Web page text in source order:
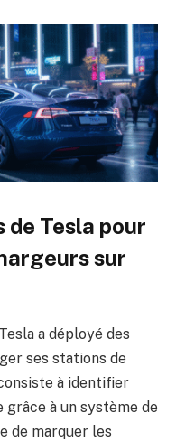
Tesla pour
sur
a déployé des
ses stations de
à identifier
grâce à un système de
de marquer les